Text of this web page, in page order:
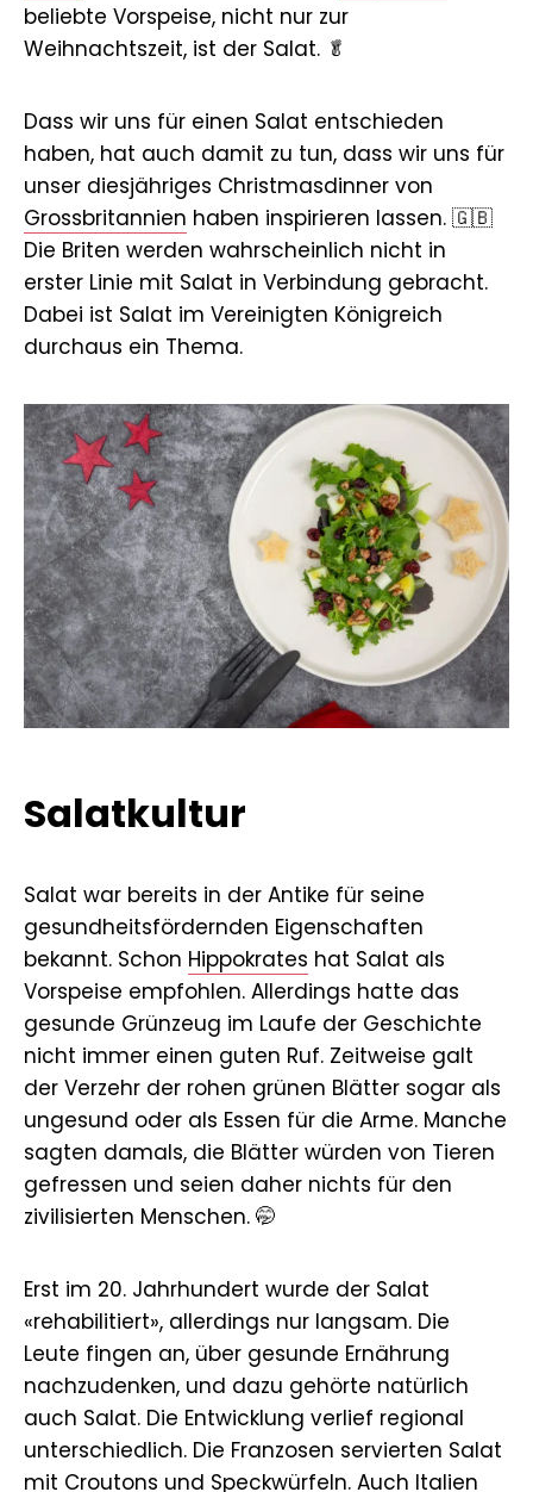
beliebte Vorspeise, nicht nur zur
Weihnachtszeit, ist der Salat. 🥬
Dass wir uns für einen Salat entschieden
haben, hat auch damit zu tun, dass wir uns für
unser diesjähriges Christmasdinner von
Grossbritannien haben inspirieren lassen. 🇬🇧
Die Briten werden wahrscheinlich nicht in
erster Linie mit Salat in Verbindung gebracht.
Dabei ist Salat im Vereinigten Königreich
durchaus ein Thema.
Salatkultur
Salat war bereits in der Antike für seine
gesundheitsfördernden Eigenschaften
bekannt. Schon Hippokrates hat Salat als
Vorspeise empfohlen. Allerdings hatte das
gesunde Grünzeug im Laufe der Geschichte
nicht immer einen guten Ruf. Zeitweise galt
der Verzehr der rohen grünen Blätter sogar als
ungesund oder als Essen für die Arme. Manche
sagten damals, die Blätter würden von Tieren
gefressen und seien daher nichts für den
zivilisierten Menschen. 🤭
Erst im 20. Jahrhundert wurde der Salat
«rehabilitiert», allerdings nur langsam. Die
Leute fingen an, über gesunde Ernährung
nachzudenken, und dazu gehörte natürlich
auch Salat. Die Entwicklung verlief regional
unterschiedlich. Die Franzosen servierten Salat
mit Croutons und Speckwürfeln. Auch Italien